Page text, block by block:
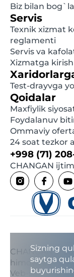
Biz bilan
Servis
Texnik xizmat
reglamenti
Servis va
Xizmatga kirish
Test-drayvga
Qoidalar
Maxfiylik
Foydalanuv
Ommaviy
24 soat tezkor
+998 (71)
CHANGAN
CHANGAN ©
himoyalangan
Veb-saytlar
Sizning
saytga